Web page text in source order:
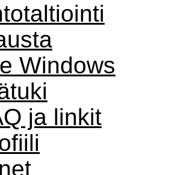
Windows
ja linkit